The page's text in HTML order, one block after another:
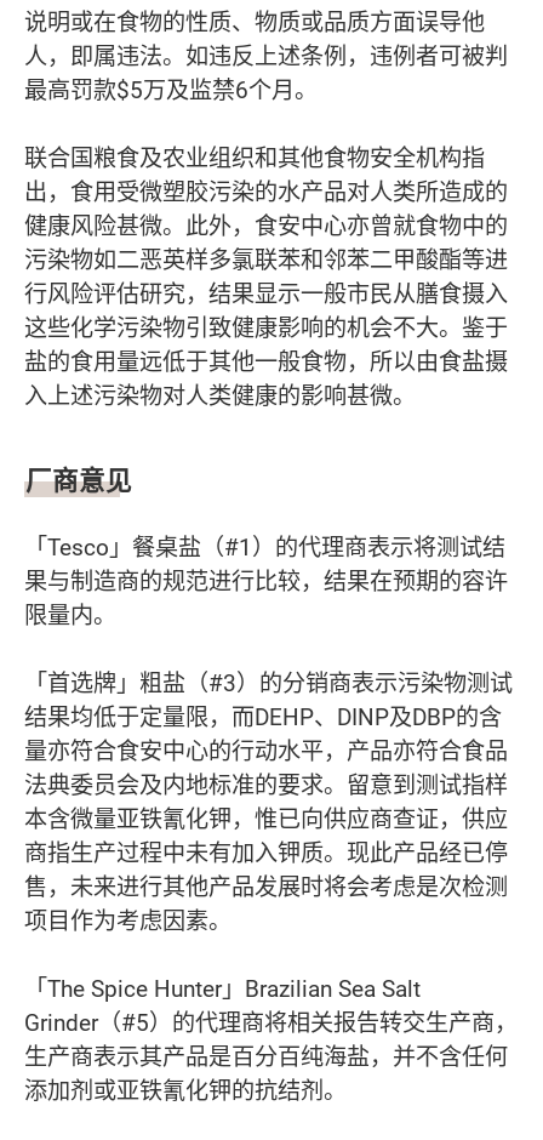
说明或在食物的性质、物质或品质方面误导他
人，即属违法。如违反上述条例，违例者可被判
最高罚款$5万及监禁6个月。
联合国粮食及农业组织和其他食物安全机构指
出，食用受微塑胶污染的水产品对人类所造成的
健康风险甚微。此外，食安中心亦曾就食物中的
污染物如二恶英样多氯联苯和邻苯二甲酸酯等进
行风险评估研究，结果显示一般市民从膳食摄入
这些化学污染物引致健康影响的机会不大。鉴于
盐的食用量远低于其他一般食物，所以由食盐摄
入上述污染物对人类健康的影响甚微。
厂商意见
「Tesco」餐桌盐（#1）的代理商表示将测试结
果与制造商的规范进行比较，结果在预期的容许
限量内。
「首选牌」粗盐（#3）的分销商表示污染物测试
结果均低于定量限，而DEHP、DINP及DBP的含
量亦符合食安中心的行动水平，产品亦符合食品
法典委员会及内地标准的要求。留意到测试指样
本含微量亚铁氰化钾，惟已向供应商查证，供应
商指生产过程中未有加入钾质。现此产品经已停
售，未来进行其他产品发展时将会考虑是次检测
项目作为考虑因素。
「The Spice Hunter」Brazilian Sea Salt
Grinder（#5）的代理商将相关报告转交生产商，
生产商表示其产品是百分百纯海盐，并不含任何
添加剂或亚铁氰化钾的抗结剂。